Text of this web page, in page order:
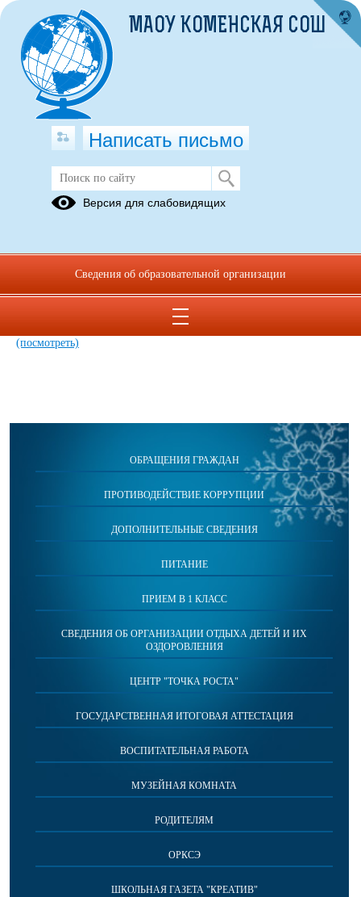
Совет профилактики
приказ о создании Совета профилактики.pdf
(посмотреть)
ОБРАЩЕНИЯ ГРАЖДАН
ПРОТИВОДЕЙСТВИЕ КОРРУПЦИИ
ДОПОЛНИТЕЛЬНЫЕ СВЕДЕНИЯ
ПИТАНИЕ
ПРИЕМ В 1 КЛАСС
СВЕДЕНИЯ ОБ ОРГАНИЗАЦИИ ОТДЫХА ДЕТЕЙ И ИХ
ОЗДОРОВЛЕНИЯ
ЦЕНТР "ТОЧКА РОСТА"
ГОСУДАРСТВЕННАЯ ИТОГОВАЯ АТТЕСТАЦИЯ
ВОСПИТАТЕЛЬНАЯ РАБОТА
МУЗЕЙНАЯ КОМНАТА
РОДИТЕЛЯМ
ОРКСЭ
ШКОЛЬНАЯ ГАЗЕТА "КРЕАТИВ"
МАОУ КОМЕНСКАЯ СОШ
Написать письмо
Версия для слабовидящих
Сведения об образовательной организации